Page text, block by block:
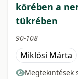
körében a
tükrében
90-108
Miklósi Márta
Megtekintések